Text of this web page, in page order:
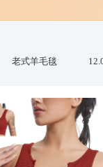
老式羊毛毯